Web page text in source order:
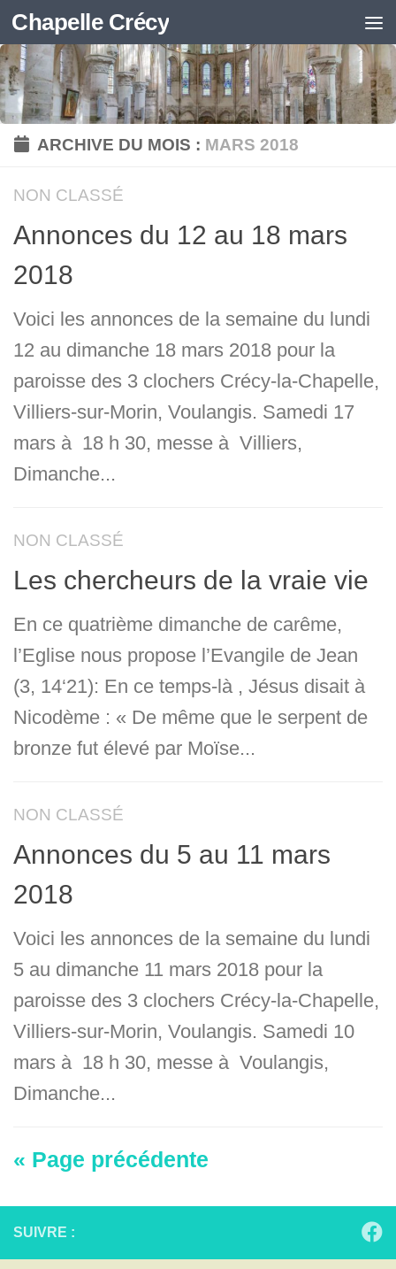
Skip to content
Chapelle Crécy
ARCHIVE DU MOIS : MARS 2018
NON CLASSÉ
Annonces du 12 au 18 mars
2018
Voici les annonces de la semaine du lundi
12 au dimanche 18 mars 2018 pour la
paroisse des 3 clochers Crécy-la-Chapelle,
Villiers-sur-Morin, Voulangis. Samedi 17
mars à 18 h 30, messe à Villiers,
Dimanche...
NON CLASSÉ
Les chercheurs de la vraie vie
En ce quatrième dimanche de carême,
l’Eglise nous propose l’Evangile de Jean
(3, 14‘21): En ce temps-là , Jésus disait à
Nicodème : « De même que le serpent de
bronze fut élevé par Moïse...
NON CLASSÉ
Annonces du 5 au 11 mars
2018
Voici les annonces de la semaine du lundi
5 au dimanche 11 mars 2018 pour la
paroisse des 3 clochers Crécy-la-Chapelle,
Villiers-sur-Morin, Voulangis. Samedi 10
mars à 18 h 30, messe à Voulangis,
Dimanche...
« Page précédente
SUIVRE :